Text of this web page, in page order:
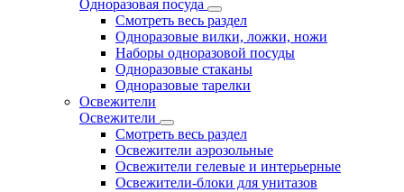
Одноразовая посуда
Смотреть весь раздел
Одноразовые вилки, ложки, ножи
Наборы одноразовой посуды
Одноразовые стаканы
Одноразовые тарелки
Освежители
Освежители
Смотреть весь раздел
Освежители аэрозольные
Освежители гелевые и интерьерные
Освежители-блоки для унитазов